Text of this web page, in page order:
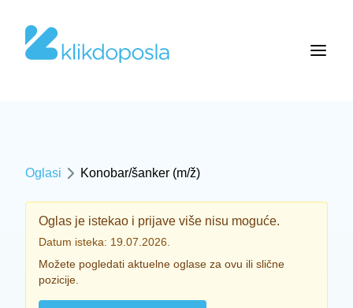
Oglasi Konobar/šanker (m/ž)
Oglas je istekao i prijave više nisu moguće.
Datum isteka: 19.07.2026.
Možete pogledati aktuelne oglase za ovu ili slične
pozicije.